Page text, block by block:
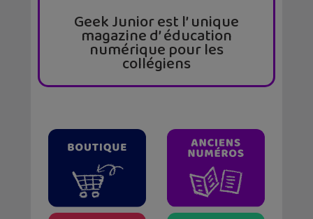
Geek Junior est l’ unique
magazine d’ éducation
numérique pour les
collégiens